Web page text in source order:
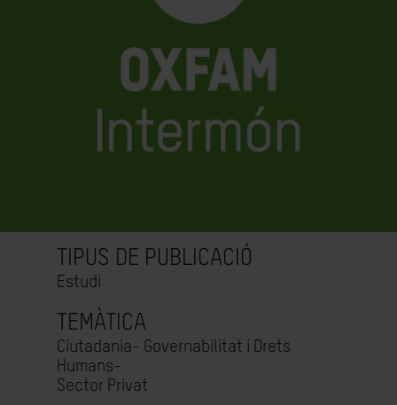
TIPUS DE PUBLICACIÓ
Estudi
TEMÀTICA
Ciutadania- Governabilitat i Drets
Humans-
Sector Privat